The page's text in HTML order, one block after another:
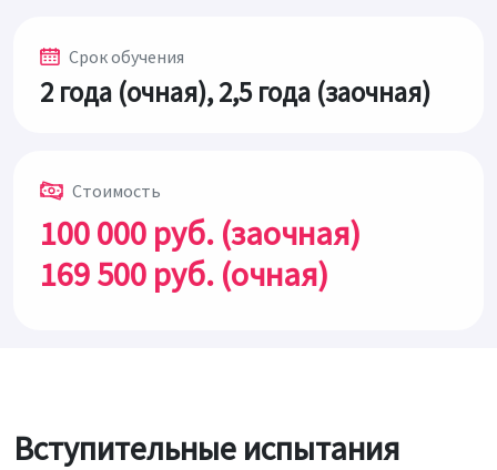
Срок обучения
2 года (очная), 2,5 года (заочная)
Стоимость
100 000 руб. (заочная)
169 500 руб. (очная)
Вступительные испытания